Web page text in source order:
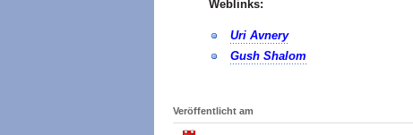
Weblinks:
Uri Avnery
Gush Shalom
Veröffentlicht am